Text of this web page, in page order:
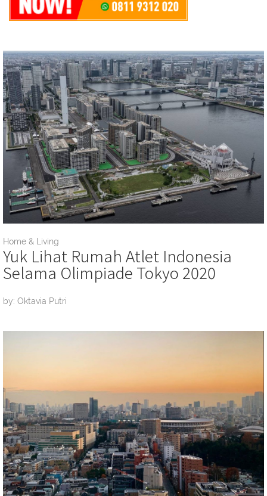
Home & Living
Yuk Lihat Rumah Atlet Indonesia
Selama Olimpiade Tokyo 2020
by: Oktavia Putri